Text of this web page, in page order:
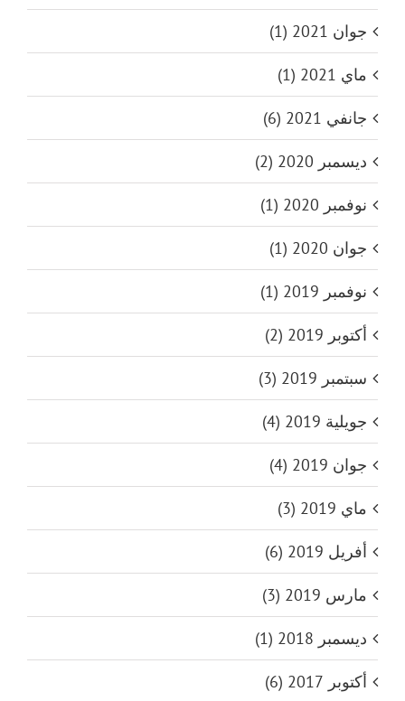
جوان 2021 (1)
ماي 2021 (1)
جانفي 2021 (6)
ديسمبر 2020 (2)
نوفمبر 2020 (1)
جوان 2020 (1)
نوفمبر 2019 (1)
أكتوبر 2019 (2)
سبتمبر 2019 (3)
جويلية 2019 (4)
جوان 2019 (4)
ماي 2019 (3)
أفريل 2019 (6)
مارس 2019 (3)
ديسمبر 2018 (1)
أكتوبر 2017 (6)